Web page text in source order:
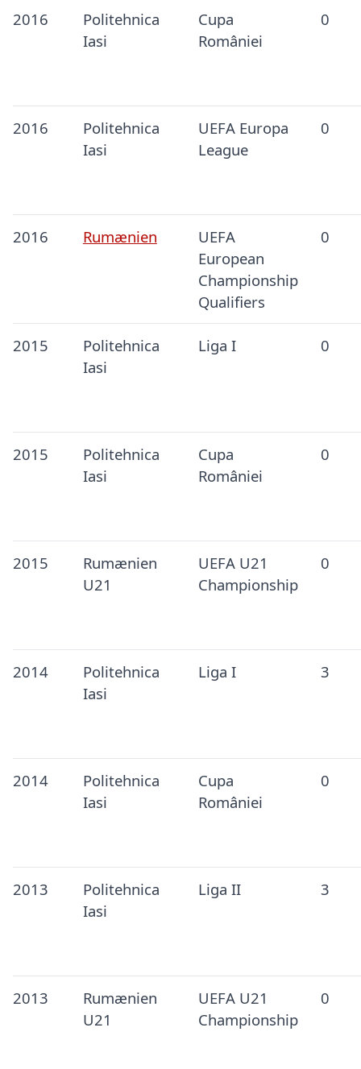
2016
Politehnica
Iasi
Cupa
României
0
2016
Politehnica
Iasi
UEFA Europa
League
0
2016 Rumænien
UEFA
European
Championship
Qualifiers
0
2015
Politehnica
Iasi
Liga I 0
2015
Politehnica
Iasi
Cupa
României
0
2015
Rumænien
U21
UEFA U21
Championship
0
2014
Politehnica
Iasi
Liga I 3
2014
Politehnica
Iasi
Cupa
României
0
2013
Politehnica
Iasi
Liga II 3
2013
Rumænien
U21
UEFA U21
Championship
0